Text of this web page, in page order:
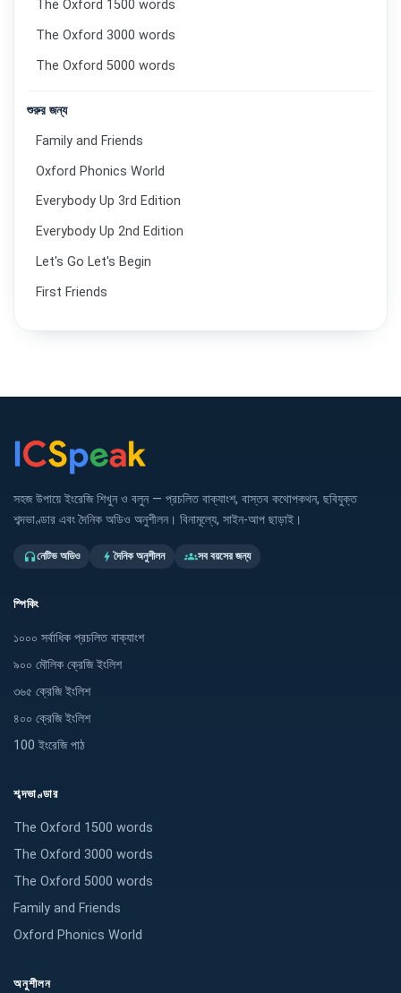
The Oxford 1500 words
The Oxford 3000 words
The Oxford 5000 words
শুরুর জন্য
Family and Friends
Oxford Phonics World
Everybody Up 3rd Edition
Everybody Up 2nd Edition
Let's Go Let's Begin
First Friends
সহজ উপায়ে ইংরেজি শিখুন ও বলুন — প্রচলিত বাক্যাংশ, বাস্তব কথোপকথন, ছবিযুক্ত
শব্দভাণ্ডার এবং দৈনিক অডিও অনুশীলন। বিনামূল্যে, সাইন-আপ ছাড়াই।
headphonesনেটিভ অডিও boltদৈনিক অনুশীলন groupsসব বয়সের জন্য
স্পিকিং
১০০০ সর্বাধিক প্রচলিত বাক্যাংশ
৯০০ মৌলিক ক্রেজি ইংলিশ
৩৬৫ ক্রেজি ইংলিশ
৪০০ ক্রেজি ইংলিশ
100 ইংরেজি পাঠ
শব্দভাণ্ডার
The Oxford 1500 words
The Oxford 3000 words
The Oxford 5000 words
Family and Friends
Oxford Phonics World
অনুশীলন